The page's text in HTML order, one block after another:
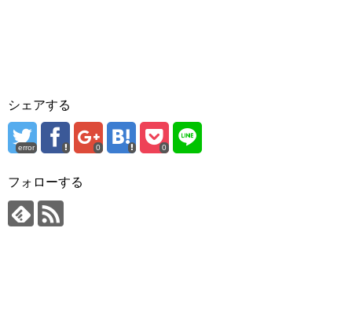
シェアする
error 0 0
フォローする